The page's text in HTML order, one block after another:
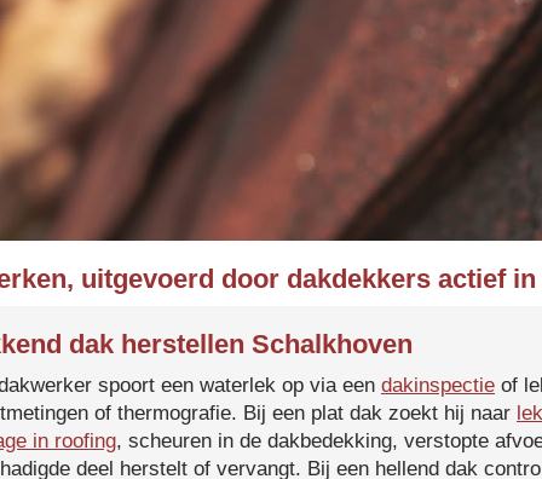
uitgevoerd door dakdekkers actief in
dak herstellen Schalkhoven
spoort een waterlek op via een dakinspectie of
of thermografie. Bij een plat dak zoekt hij naar
in roofing, scheuren in de dakbedekking, verstopte
deel herstelt of vervangt. Bij een hellend dak